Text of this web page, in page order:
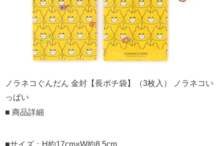
ノラネコぐんだん 金封【長ポチ袋】（3枚入） ノラネコい
っぱい
■ 商品詳細
■サイズ：H約17cm×W約8.5cm